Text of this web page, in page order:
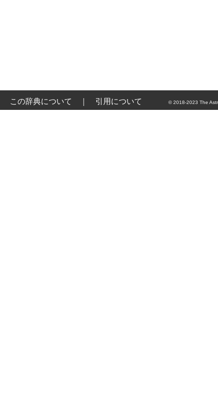
この辞典について 引用について © 2018-2023 The